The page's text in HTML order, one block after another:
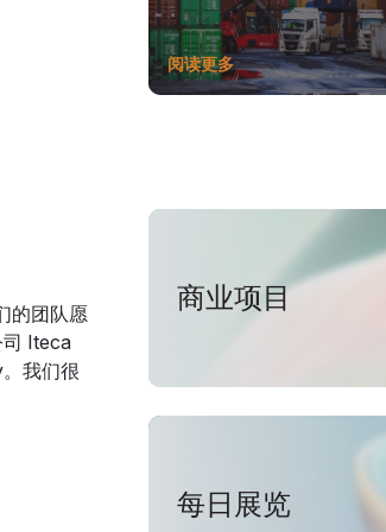
阅读更多
的团队愿
司 Iteca
我们很
商业项目
每日展览